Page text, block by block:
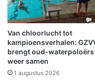
o
o
r
d
e
B
e
a
Van chloorlucht tot
kampioensverhalen:
brengt oud-waterpoloërs
weer samen
1 augustus 2026